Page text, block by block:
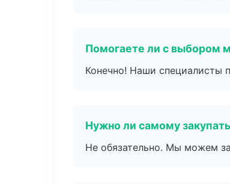
Помогаете ли с выбором
Конечно! Наши специалисты
Нужно ли самому
Не обязательно. Мы можем